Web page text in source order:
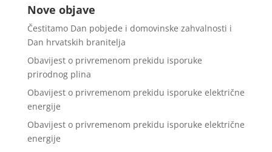
Nove objave
Čestitamo Dan pobjede i domovinske zahvalnosti i
Dan hrvatskih branitelja
Obavijest o privremenom prekidu isporuke
prirodnog plina
Obavijest o privremenom prekidu isporuke električne
energije
Obavijest o privremenom prekidu isporuke električne
energije